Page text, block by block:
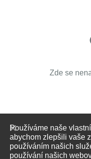
Zde se
Používáme naše
abychom zlepšili vaše
používáním našich
používání našich